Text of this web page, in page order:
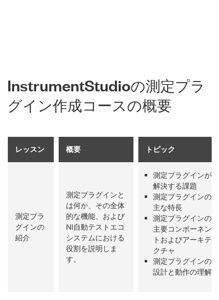
InstrumentStudioの測定プラ
グイン作成コースの概要
レッスン 概要 トピック
測定プラ
グインの
紹介
測定プラグインと
は何か、その全体
的な機能、および
NI自動テストエコ
システムにおける
役割を説明しま
す。
測定プラグインが
解決する課題
測定プラグインの
主な特長
測定プラグインの
主要コンポーネン
トおよびアーキテ
クチャ
測定プラグインの
設計と動作の理解